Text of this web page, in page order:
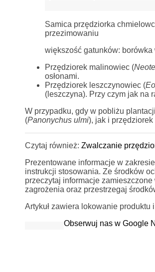
Samica przędziorka
przezimowaniu
większość gatunków:
Przędziorek malinowiec (
osłonami.
Przędziorek leszczynowiec (
(leszczyna). Przy czym jak na
W przypadku, gdy w pobliżu
(Panonychus ulmi), jak i przędziorek
Czytaj również: Zwalczanie
Prezentowane informacje w
instrukcji stosowania. Ze środków
przeczytaj informacje
zagrożenia oraz przestrzegaj
Artykuł zawiera lokowanie produktu
Obserwuj nas w Google